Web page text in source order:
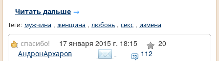
Читать дальше →
Теги: мужчина , женщина , любовь , секс , измена
спасибо! 17 января 2015 г. 18:15
20
АндронАрхаров
112